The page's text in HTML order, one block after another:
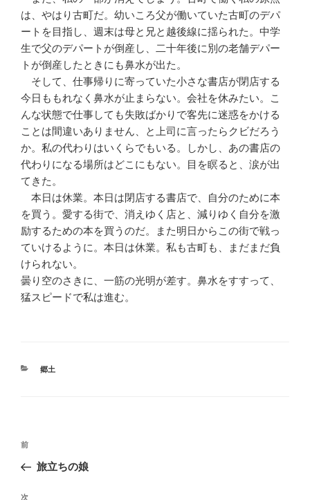
は、やはり古町だ。幼いころ父が働いていた古町のデパ
ートを目指し、週末は母と兄と越後線に揺られた。中学
生で父のデパートが倒産し、二十年後に別の老舗デパー
トが倒産したときにも鼻水が出た。
そして、仕事帰りに寄っていた小さな書店が閉店する
今日ももれなく鼻水が止まらない。会社を休みたい。こ
んな状態で仕事しても失敗ばかりで客先に迷惑をかける
ことは間違いありません、と上司に言ったらクビだろう
か。私の代わりはいくらでもいる。しかし、あの書店の
代わりになる場所はどこにもない。目を瞑ると、涙が出
てきた。
本日は休業。本日は閉店する書店で、自分のために本
を買う。愛する街で、消えゆく店と、減りゆく自分を激
励するための本を買うのだ。また明日からこの街で戦っ
ていけるように。本日は休業。私も古町も、まだまだ負
けられない。
曇り空のさきに、一筋の光明が差す。鼻水をすすって、
猛スピードで私は進む。
カ
郷土
投
ナ
ビ
前
の
稿
前
旅立ちの娘
次